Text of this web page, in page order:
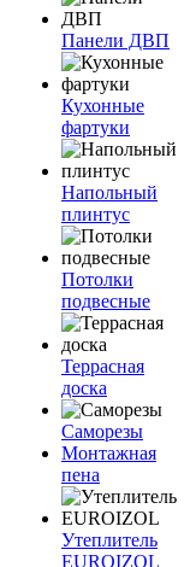
Панели ДВП
Кухонные
фартуки
Напольный
плинтус
Потолки
подвесные
Террасная
доска
Саморезы
Монтажная
пена
Утеплитель
EUROIZOL